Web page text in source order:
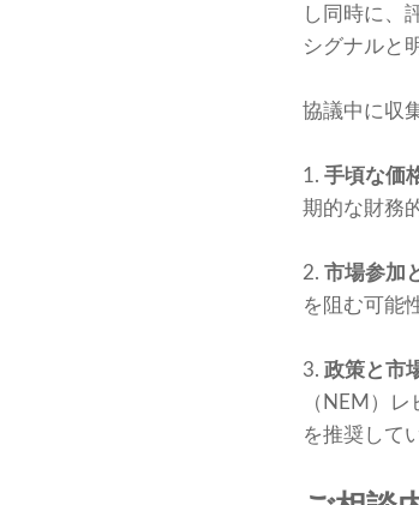
し同時に、
シグナルと
協議中に収
1. 手頃な価
期的な財務
2. 市場参加
を阻む可能
3. 政策と市
（NEM）
を推奨して